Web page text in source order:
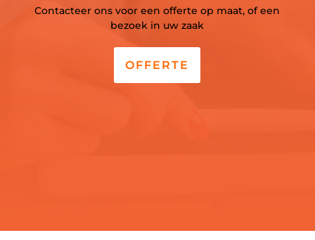
Contacteer ons voor een offerte op maat, of een
bezoek in uw zaak
OFFERTE